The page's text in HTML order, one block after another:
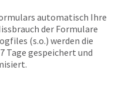
automatisch Ihre
der Formulare
(s.o.) werden die
Tage gespeichert und